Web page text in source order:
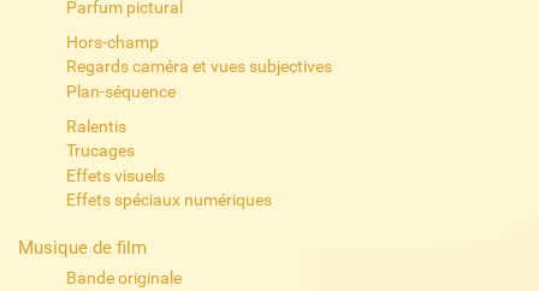
Parfum pictural
Hors-champ
Regards caméra et vues subjectives
Plan-séquence
Ralentis
Trucages
Effets visuels
Effets spéciaux numériques
Musique de film
Bande originale